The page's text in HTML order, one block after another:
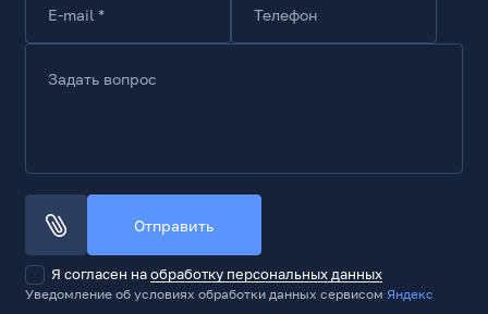
Высота слотов расширения
полный профиль (Full High)
Разъемы, конструктивные особенности
Микрофонный вход (фронт)
1
Выход на наушники (фронт)
E-mail * Телефон
Задать вопрос
Отправить
Я согласен наобработку персональных данных
Уведомление об условиях обработки данных сервисомЯндекс